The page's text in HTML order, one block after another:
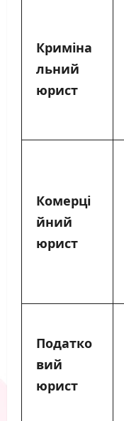
Криміна
льний
юрист
Комерці
йний
юрист
Податко
вий
юрист